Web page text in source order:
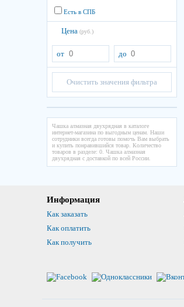
Есть в СПБ
Цена (руб.)
от до
Очистить значения фильтра
Чашка алмазная двухрядная в каталоге
интернет-магазина по выгодным ценам. Наши
сотрудники всегда готовы помочь Вам выбрать
и купить понравившийся товар. Количество
товаров в разделе: 0. Чашка алмазная
двухрядная с доставкой по всей России.
Информация
Как заказать
Как оплатить
Как получить